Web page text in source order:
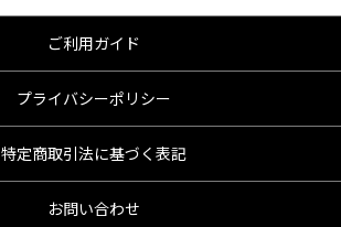
ご利用ガイド
プライバシーポリシー
特定商取引法に基づく表記
お問い合わせ